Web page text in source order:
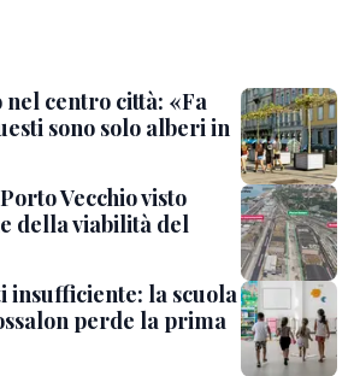
centro città: «Fa
sono solo alberi in
Vecchio visto
della viabilità del
insufficiente: la scuola
perde la prima